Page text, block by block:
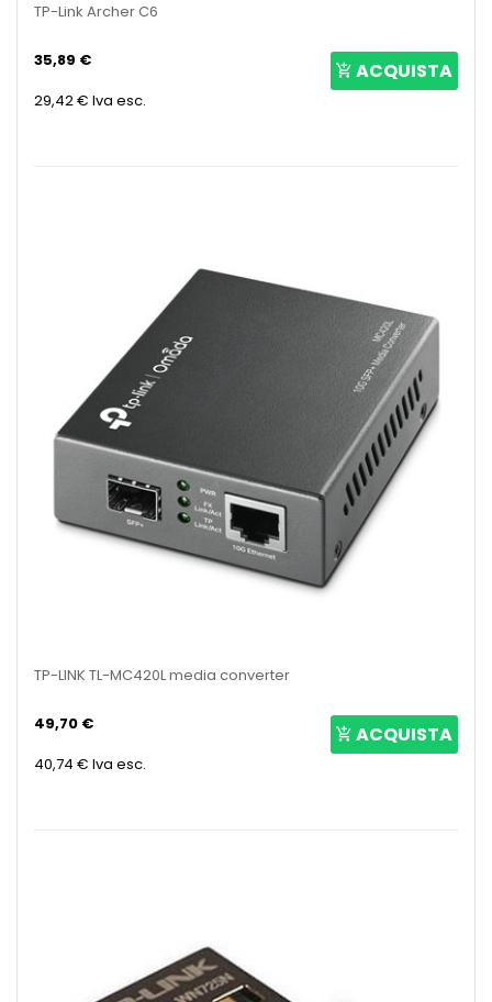
TP-Link Archer C6
35,89 €
29,42 € Iva esc.
ACQUISTA
TP-LINK TL-MC420L media converter
49,70 €
40,74 € Iva esc.
ACQUISTA